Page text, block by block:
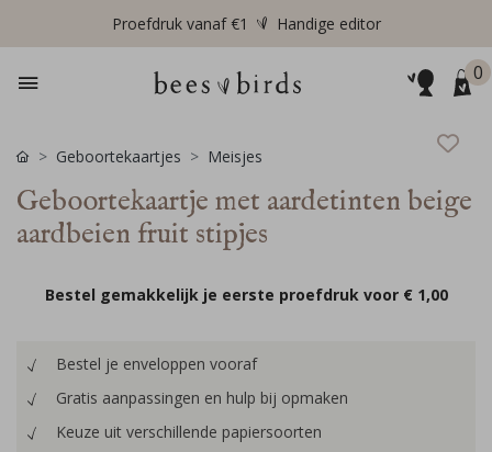
Proefdruk vanaf €1 Handige editor
0
Geboortekaartjes Meisjes
Geboortekaartje met aardetinten beige
aardbeien fruit stipjes
Bestel gemakkelijk je eerste proefdruk voor € 1,00
Bestel je enveloppen vooraf
Gratis aanpassingen en hulp bij opmaken
Keuze uit verschillende papiersoorten